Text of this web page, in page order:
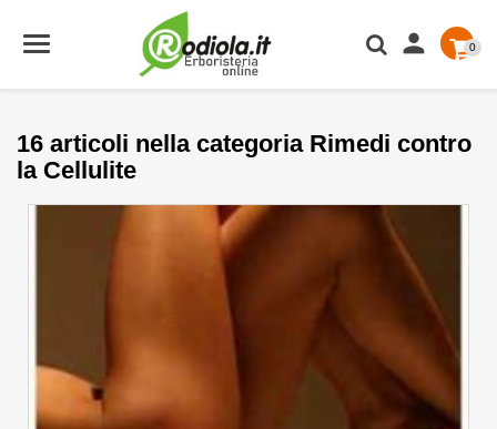
 0
16 articoli nella categoria Rimedi contro
la Cellulite